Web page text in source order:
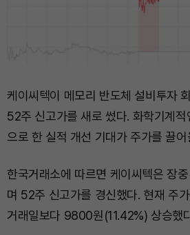
케이씨텍이 메모리 반도체 설비투자
52주 신고가를 새로 썼다. 화학기계
으로 한 실적 개선 기대가 주가를 끌
한국거래소에 따르면 케이씨텍은 장
며 52주 신고가를 경신했다. 현재 주
거래일보다 9800원(11.42%) 상승했